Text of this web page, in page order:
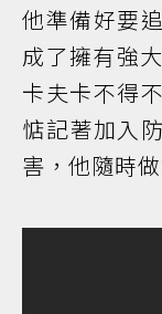
他準備好要
成了擁有強
卡夫卡不得
惦記著加入
害，他隨時